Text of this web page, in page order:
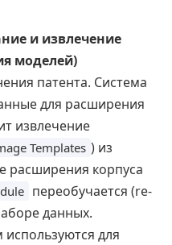
и извлечение
моделей)
патента. Система
для расширения
извлечение
Templates ) из
расширения корпуса
переобучается (re-
данных.
для